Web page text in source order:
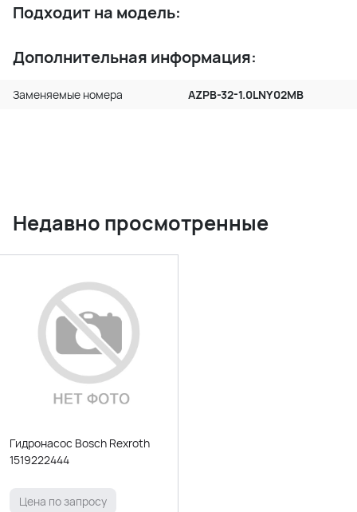
Подходит на модель:
Дополнительная информация:
Заменяемые номера AZPB-32-1.0LNY02MB
Недавно просмотренные
Гидронасос Bosch Rexroth
1519222444
Цена по запросу